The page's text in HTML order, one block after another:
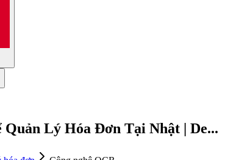
Lý Hóa Đơn Tại Nhật | De...